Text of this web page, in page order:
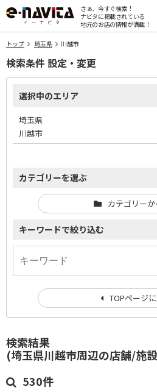
さぁ、今すぐ検索！
ナビタに掲載されている
地元のお店の情報が満載！
トップ 埼玉県 川越市
検索結果
(埼玉県川越市周辺の店舗/施設
530件
検索条件 設定・変更
選択中のエリア
埼玉県
川越市
カテゴリーを選ぶ
カテゴリー
キーワードで絞り込む
TOPページ